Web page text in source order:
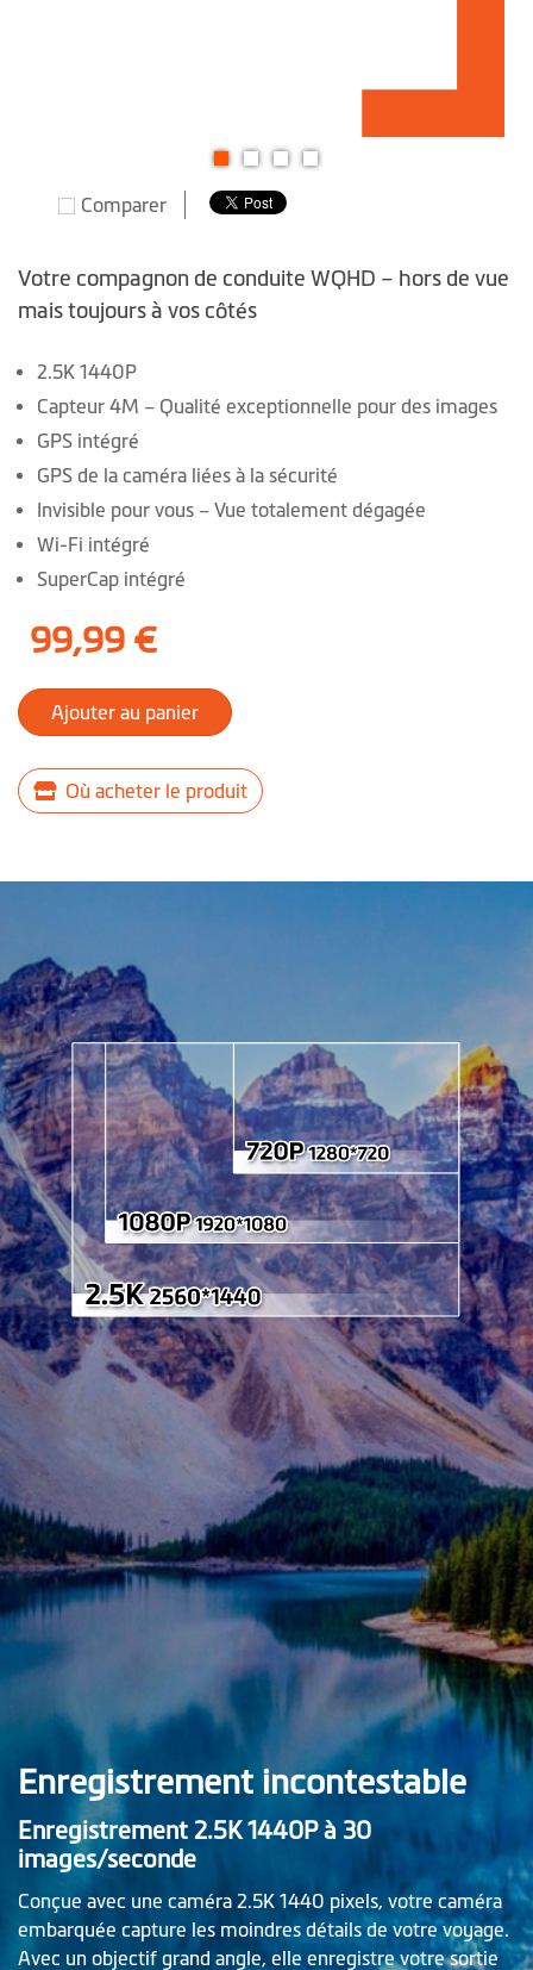
beginning
Comparer
Votre compagnon de conduite WQHD – hors de vue
mais toujours à vos côtés
2.5K 1440P
Capteur 4M – Qualité exceptionnelle pour des images
GPS intégré
GPS de la caméra liées à la sécurité
Invisible pour vous – Vue totalement dégagée
Wi-Fi intégré
SuperCap intégré
99,99 €
Ajouter au panier
Où acheter le produit
Enregistrement incontestable
Enregistrement 2.5K 1440P à 30
images/seconde
Conçue avec une caméra 2.5K 1440 pixels, votre caméra
embarquée capture les moindres détails de votre voyage.
Avec un objectif grand angle, elle enregistre votre sortie